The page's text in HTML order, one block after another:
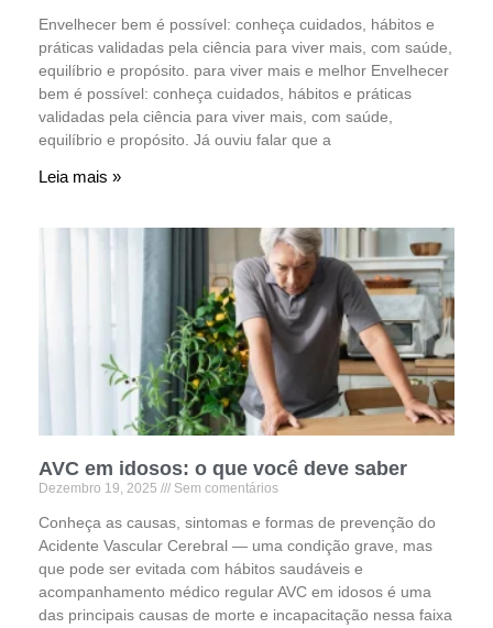
Envelhecer bem é possível: conheça cuidados, hábitos e
práticas validadas pela ciência para viver mais, com saúde,
equilíbrio e propósito. para viver mais e melhor Envelhecer
bem é possível: conheça cuidados, hábitos e práticas
validadas pela ciência para viver mais, com saúde,
equilíbrio e propósito. Já ouviu falar que a
Leia mais »
AVC em idosos: o que você deve saber
Dezembro 19, 2025 Sem comentários
Conheça as causas, sintomas e formas de prevenção do
Acidente Vascular Cerebral — uma condição grave, mas
que pode ser evitada com hábitos saudáveis e
acompanhamento médico regular AVC em idosos é uma
das principais causas de morte e incapacitação nessa faixa